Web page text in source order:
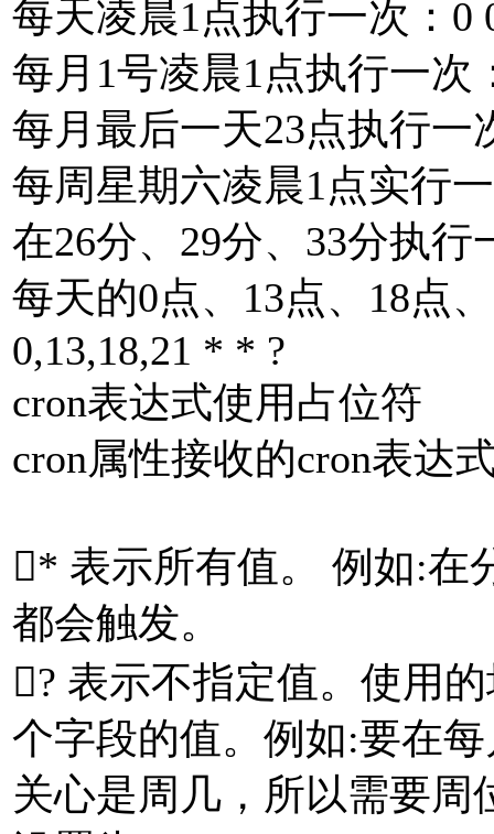
每天凌晨1点执行一次：0
每月1号凌晨1点执行一次
每月最后一天23点执行一
每周星期六凌晨1点实行
在26分、29分、33分执行
每天的0点、13点、18点
0,13,18,21 * * ?
cron表达式使用占位符
cron属性接收的cron表达
* 表示所有值。 例如:在
都会触发。
? 表示不指定值。使用
个字段的值。例如:要在
关心是周几，所以需要周